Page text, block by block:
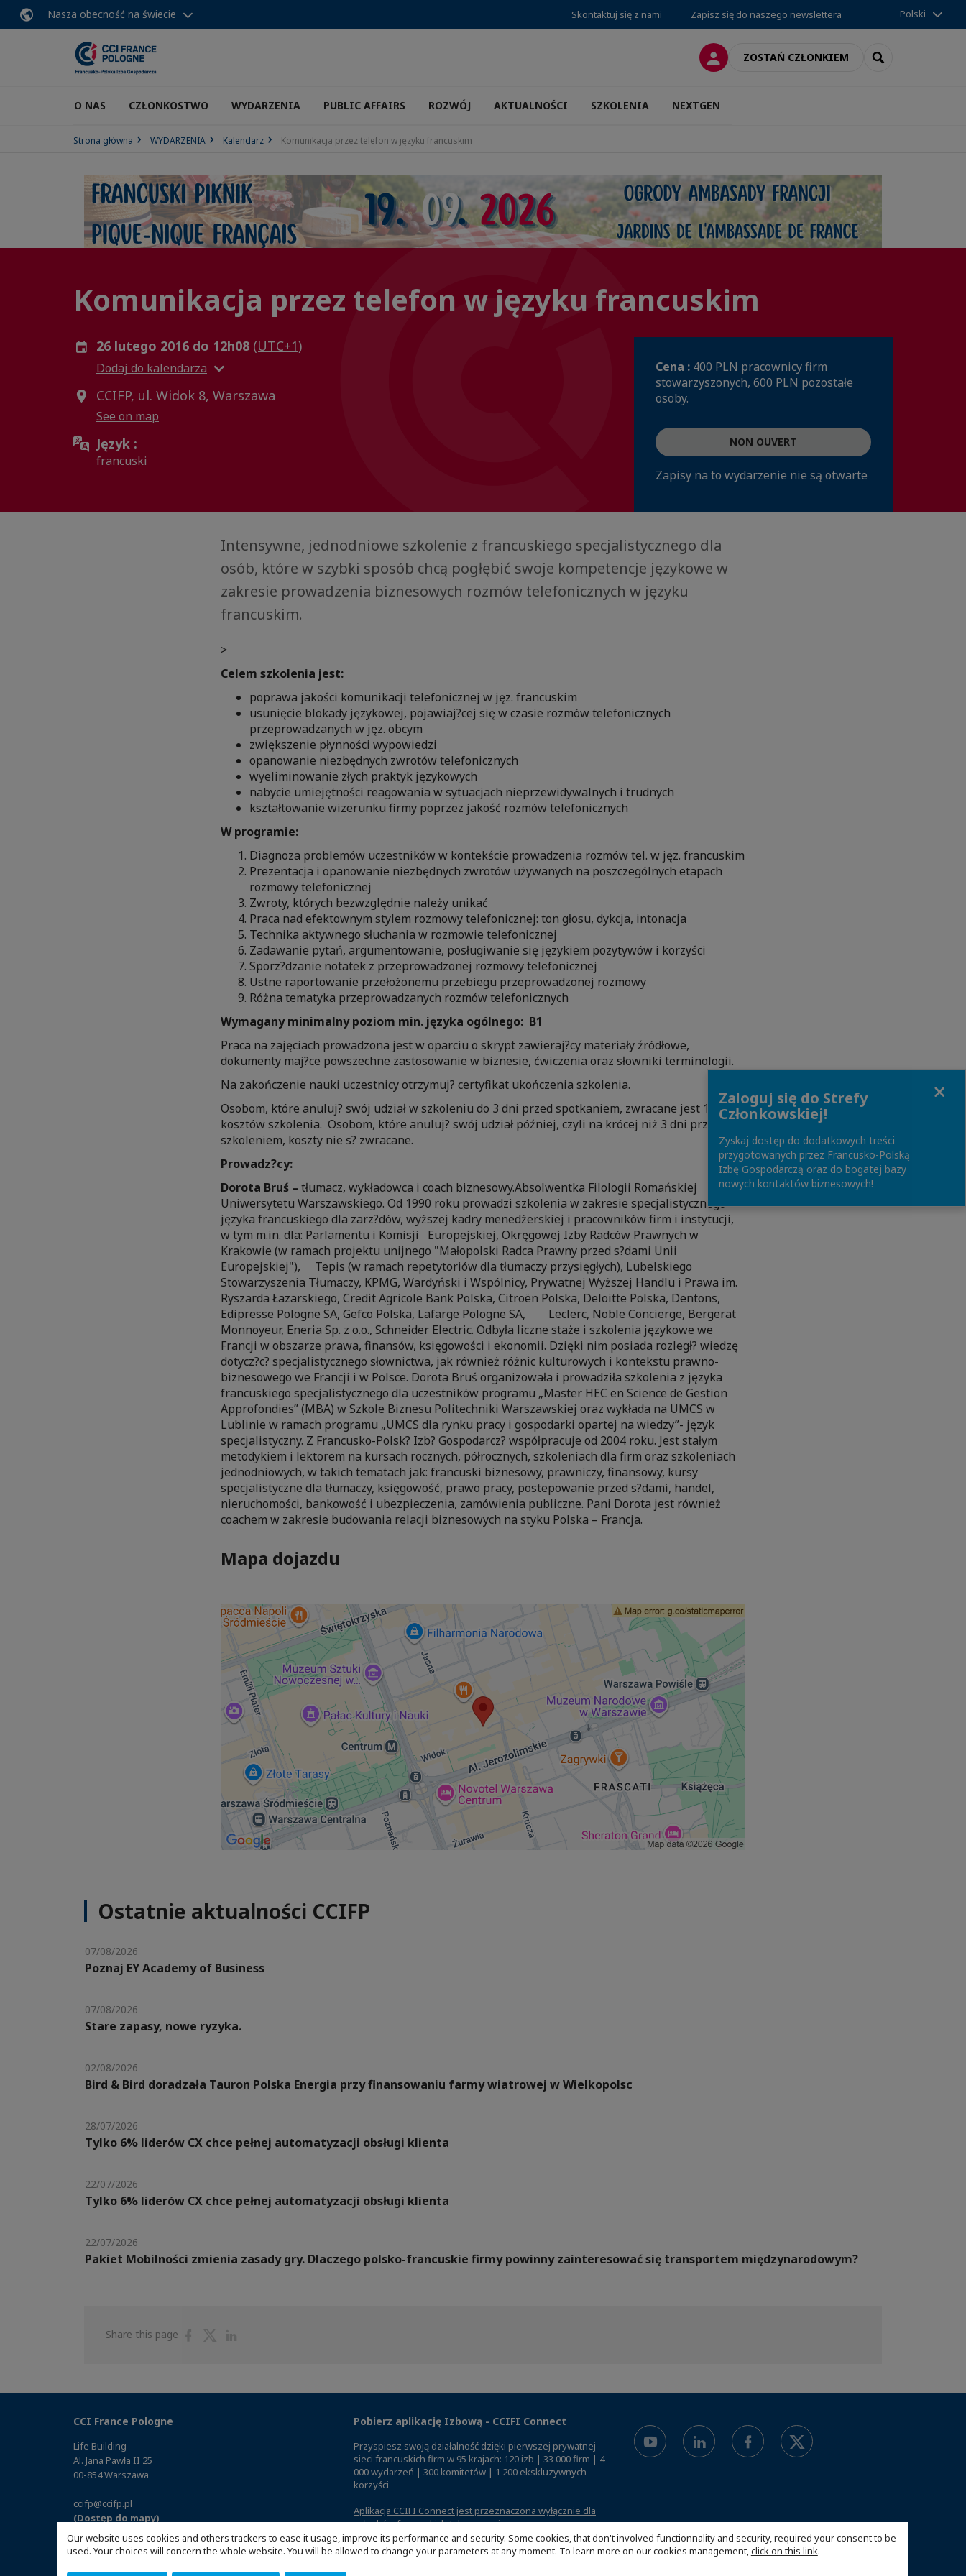
Our website uses cookies and others trackers to ease it usage, improve its performance and security. Some cookies, that don't involved functionnality and security, required your consent to be
used. Your choices will concern the whole website. You will be allowed to change your parameters at any moment. To learn more on our cookies management,click on this link.
Nasza obecność na świecie Skontaktuj się z nami Zapisz się do naszego newslettera Polski
LOGOWANIEZOSTAŃ CZŁONKIEM SEARCH
O NAS CZŁONKOSTWO WYDARZENIA PUBLIC AFFAIRS ROZWÓJ AKTUALNOŚCI SZKOLENIA NEXTGEN
Strona główna WYDARZENIA Kalendarz Komunikacja przez telefon w języku francuskim
Komunikacja przez telefon w języku francuskim
26 lutego 2016 do 12h08 (UTC+1)
Dodaj do kalendarza
CCIFP, ul. Widok 8, Warszawa
See on map
Język :
francuski
Cena : 400 PLN pracownicy firm
stowarzyszonych, 600 PLN pozostałe
osoby.
NON OUVERT
Zapisy na to wydarzenie nie są otwarte
Intensywne, jednodniowe szkolenie z francuskiego specjalistycznego dla
osób, które w szybki sposób chcą pogłębić swoje kompetencje językowe w
zakresie prowadzenia biznesowych rozmów telefonicznych w języku
francuskim.
>
Celem szkolenia jest:
poprawa jakości komunikacji telefonicznej w jęz. francuskim
usunięcie blokady językowej, pojawiaj?cej się w czasie rozmów telefonicznych
przeprowadzanych w jęz. obcym
zwiększenie płynności wypowiedzi
opanowanie niezbędnych zwrotów telefonicznych
wyeliminowanie złych praktyk językowych
nabycie umiejętności reagowania w sytuacjach nieprzewidywalnych i trudnych
kształtowanie wizerunku firmy poprzez jakość rozmów telefonicznych
W programie:
Diagnoza problemów uczestników w kontekście prowadzenia rozmów tel. w jęz. francuskim
Prezentacja i opanowanie niezbędnych zwrotów używanych na poszczególnych etapach
rozmowy telefonicznej
Zwroty, których bezwzględnie należy unikać
Praca nad efektownym stylem rozmowy telefonicznej: ton głosu, dykcja, intonacja
Technika aktywnego słuchania w rozmowie telefonicznej
Zadawanie pytań, argumentowanie, posługiwanie się językiem pozytywów i korzyści
Sporz?dzanie notatek z przeprowadzonej rozmowy telefonicznej
Ustne raportowanie przełożonemu przebiegu przeprowadzonej rozmowy
Różna tematyka przeprowadzanych rozmów telefonicznych
Wymagany minimalny poziom min. języka ogólnego: B1
Praca na zajęciach prowadzona jest w oparciu o skrypt zawieraj?cy materiały źródłowe,
dokumenty maj?ce powszechne zastosowanie w biznesie, ćwiczenia oraz słowniki terminologii.
Na zakończenie nauki uczestnicy otrzymuj? certyfikat ukończenia szkolenia.
Osobom, które anuluj? swój udział w szkoleniu do 3 dni przed spotkaniem, zwracane jest 100%
kosztów szkolenia. Osobom, które anuluj? swój udział później, czyli na krócej niż 3 dni przed
szkoleniem, koszty nie s? zwracane.
Prowadz?cy:
Dorota Bruś – tłumacz, wykładowca i coach biznesowy.Absolwentka Filologii Romańskiej
Uniwersytetu Warszawskiego. Od 1990 roku prowadzi szkolenia w zakresie specjalistycznego
języka francuskiego dla zarz?dów, wyższej kadry menedżerskiej i pracowników firm i instytucji,
w tym m.in. dla: Parlamentu i Komisji Europejskiej, Okręgowej Izby Radców Prawnych w
Krakowie (w ramach projektu unijnego "Małopolski Radca Prawny przed s?dami Unii
Europejskiej"), Tepis (w ramach repetytoriów dla tłumaczy przysięgłych), Lubelskiego
Stowarzyszenia Tłumaczy, KPMG, Wardyński i Wspólnicy, Prywatnej Wyższej Handlu i Prawa im.
Ryszarda Łazarskiego, Credit Agricole Bank Polska, Citroën Polska, Deloitte Polska, Dentons,
Edipresse Pologne SA, Gefco Polska, Lafarge Pologne SA, Leclerc, Noble Concierge, Bergerat
Monnoyeur, Eneria Sp. z o.o., Schneider Electric. Odbyła liczne staże i szkolenia językowe we
Francji w obszarze prawa, finansów, księgowości i ekonomii. Dzięki nim posiada rozległ? wiedzę
dotycz?c? specjalistycznego słownictwa, jak również różnic kulturowych i kontekstu prawno-
biznesowego we Francji i w Polsce. Dorota Bruś organizowała i prowadziła szkolenia z języka
francuskiego specjalistycznego dla uczestników programu „Master HEC en Science de Gestion
Approfondies” (MBA) w Szkole Biznesu Politechniki Warszawskiej oraz wykłada na UMCS w
Lublinie w ramach programu „UMCS dla rynku pracy i gospodarki opartej na wiedzy”- język
specjalistyczny. Z Francusko-Polsk? Izb? Gospodarcz? współpracuje od 2004 roku. Jest stałym
metodykiem i lektorem na kursach rocznych, półrocznych, szkoleniach dla firm oraz szkoleniach
jednodniowych, w takich tematach jak: francuski biznesowy, prawniczy, finansowy, kursy
specjalistyczne dla tłumaczy, księgowość, prawo pracy, postepowanie przed s?dami, handel,
nieruchomości, bankowość i ubezpieczenia, zamówienia publiczne. Pani Dorota jest również
coachem w zakresie budowania relacji biznesowych na styku Polska – Francja.
Mapa dojazdu
Ostatnie aktualności CCIFP
07/08/2026
Poznaj EY Academy of Business
07/08/2026
Stare zapasy, nowe ryzyka.
02/08/2026
Bird & Bird doradzała Tauron Polska Energia przy finansowaniu farmy wiatrowej w Wielkopolsc
28/07/2026
Tylko 6% liderów CX chce pełnej automatyzacji obsługi klienta
22/07/2026
Tylko 6% liderów CX chce pełnej automatyzacji obsługi klienta
22/07/2026
Pakiet Mobilności zmienia zasady gry. Dlaczego polsko-francuskie firmy powinny zainteresować się transportem międzynarodowym?
Share this page
ShareShare
CCI France Pologne
Life Building
Al. Jana Pawła II 25
00-854 Warszawa
ccifp@ccifp.pl
(Dostęp do mapy)
Pobierz aplikację Izbową - CCIFI Connect
Przyspiesz swoją działalność dzięki pierwszej prywatnej
sieci francuskich firm w 95 krajach: 120 izb | 33 000 firm | 4
000 wydarzeń | 300 komitetów | 1 200 ekskluzywnych
korzyści
Aplikacja CCIFI Connect jest przeznaczona wyłącznie dla
członków francuskich Izb za granicą.
Zaloguj się do Strefy
Członkowskiej!
Zyskaj dostęp do dodatkowych treści
przygotowanych przez Francusko-Polską
Izbę Gospodarczą oraz do bogatej bazy
nowych kontaktów biznesowych!